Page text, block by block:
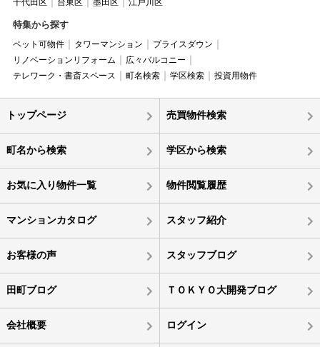
特集から探す
ペット可物件 タワーマンション
プライスダウン
リノベーションリフォーム
広々バルコニー
テレワーク・書斎スペース
町名検索 学区検索 投資用物件
トップページ 売買物件検索
町名から検索 学区から検索
お気に入り物件一覧 物件閲覧履歴
マンションカタログ スタッフ紹介
お客様の声 スタッフブログ
田町ブログ ＴＯＫＹＯ大開発ブログ
会社概要 ログイン